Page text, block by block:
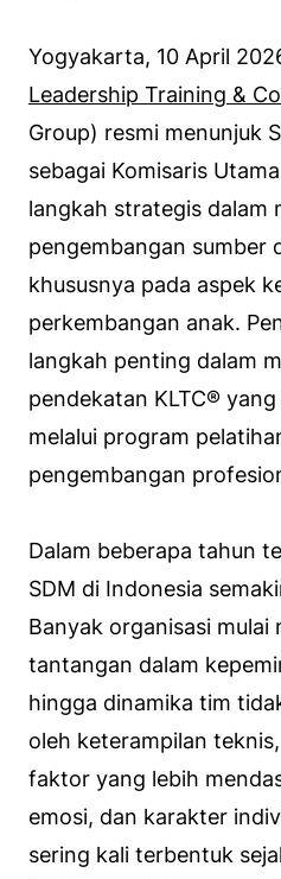
Yogyakarta, 10 April
Leadership Training &
Group) resmi menunjuk
sebagai Komisaris
langkah strategis dalam
pengembangan sumber
khususnya pada aspek
perkembangan anak.
langkah penting dalam
pendekatan KLTC®
melalui program
pengembangan
Dalam beberapa tahun
SDM di Indonesia
Banyak organisasi mulai
tantangan dalam
hingga dinamika tim
oleh keterampilan
faktor yang lebih
emosi, dan karakter
sering kali terbentuk